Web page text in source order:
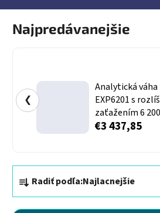
Najpredávanejšie
Analytická
EXP6201 s
zaťažením 6
€3 437,85
❮
Radiť podľa:Najlacnejšie